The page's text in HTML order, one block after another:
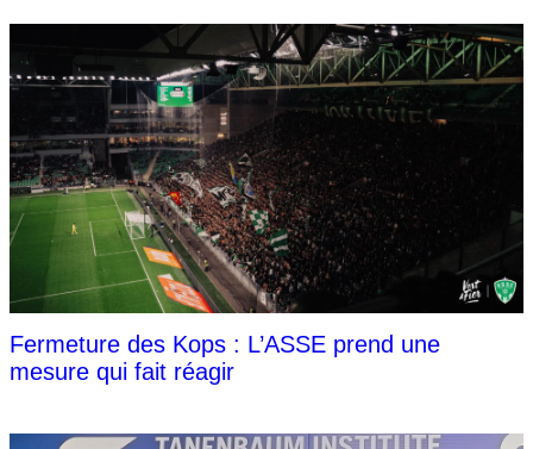
Fermeture des Kops : L’ASSE prend une
mesure qui fait réagir